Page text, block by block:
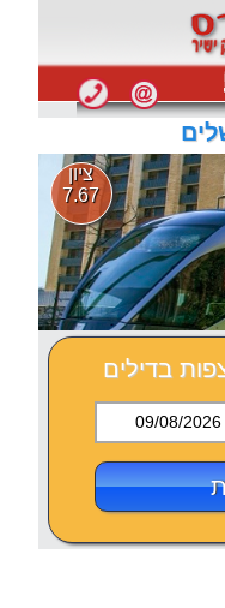
ציון
7.67
בדילים
09/08/2026